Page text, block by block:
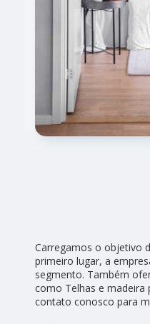
Carregamos o objetivo
primeiro lugar, a
segmento. Também
como Telhas e madeira
contato conosco para